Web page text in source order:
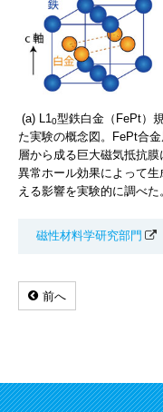
(a) L10型鉄白金（FePt）
た実験の概念図。FePt合
層から成る巨大磁気抵抗
異常ホール効果によって
える影響を実験的に調べた
磁性材料学研究部門
前へ